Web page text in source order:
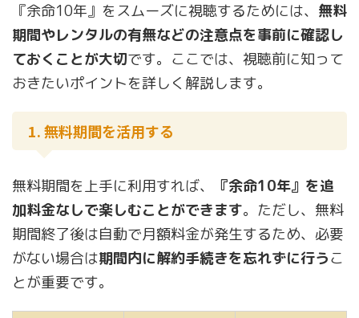
『余命10年』をスムーズに視聴するためには、 無料
期間やレンタルの有無などの注意点を事前に確認し
ておくことが大切です。ここでは、視聴前に知って
おきたいポイントを詳しく解説します。
1. 無料期間を活用する
無料期間を上手に利用すれば、
『余命10年』を追
加料金なしで楽しむことができます。ただし、無料
期間終了後は自動で月額料金が発生するため、必要
がない場合は期間内に解約手続きを忘れずに行うこ
とが重要です。